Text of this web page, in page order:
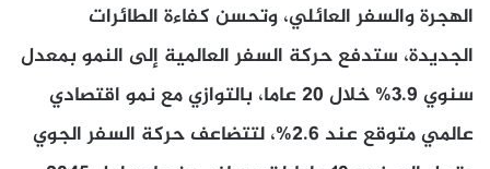
الهجرة والسفر العائلي، وتحسن كفاءة الطائرات
الجديدة، ستدفع حركة السفر العالمية إلى النمو بمعدل
سنوي 3.9% خلال 20 عاما، بالتوازي مع نمو اقتصادي
عالمي متوقع عند 2.6%، لتتضاعف حركة السفر الجوي